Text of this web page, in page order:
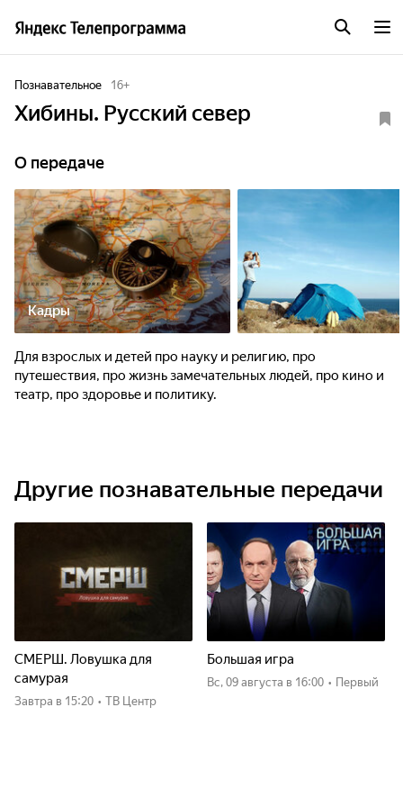
Познавательное 16+
Хибины. Русский север
О передаче
Кадры
Для взрослых и детей про науку и религию, про
путешествия, про жизнь замечательных людей, про кино и
театр, про здоровье и политику.
Другие познавательные передачи
СМЕРШ. Ловушка для
самурая
Завтра в 15:20 • ТВ Центр
Большая игра
вс, 09 августа в 16:00 • Первый